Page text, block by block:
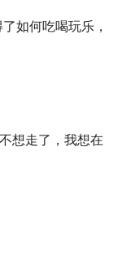
如何吃喝玩乐，
想走了，我想在